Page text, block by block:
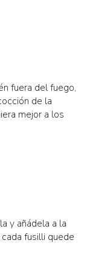
fuera del fuego,
de la
mejor a los
y añádela a la
fusilli quede